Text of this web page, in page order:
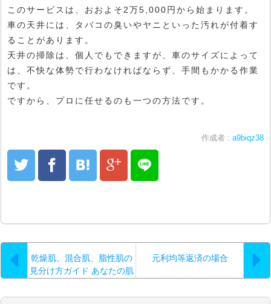
このサービスは、おおよそ2万5,000円から始まります。
車の天井には、タバコの臭いやヤニといった汚れが付着す
ることがあります。
天井の掃除は、個人でもできますが、車のサイズによって
は、不快な体勢で行わなければならず、手間もかかる作業
です。
ですから、プロに任せるのも一つの方法です。
作成者 : a9biqz38
乾燥肌、混合肌、脂性肌の
見分け方ガイド あなたの肌
全マニュアル
元利均等返済の場合